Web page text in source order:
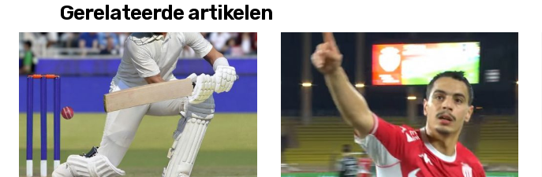
Gerelateerde artikelen